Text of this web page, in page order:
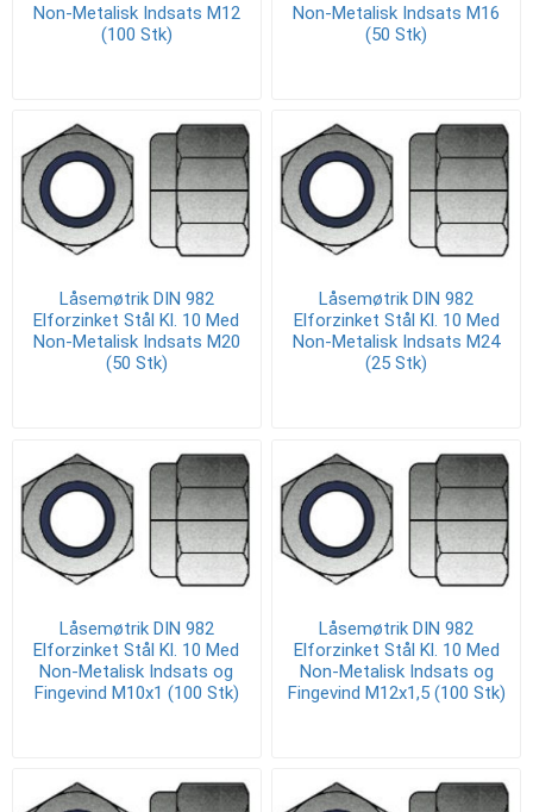
Non-Metalisk Indsats M12
(100 Stk)
Non-Metalisk Indsats M16
(50 Stk)
Låsemøtrik DIN 982
Elforzinket Stål Kl. 10 Med
Non-Metalisk Indsats M20
(50 Stk)
Låsemøtrik DIN 982
Elforzinket Stål Kl. 10 Med
Non-Metalisk Indsats M24
(25 Stk)
Låsemøtrik DIN 982
Elforzinket Stål Kl. 10 Med
Non-Metalisk Indsats og
Fingevind M10x1 (100 Stk)
Låsemøtrik DIN 982
Elforzinket Stål Kl. 10 Med
Non-Metalisk Indsats og
Fingevind M12x1,5 (100 Stk)